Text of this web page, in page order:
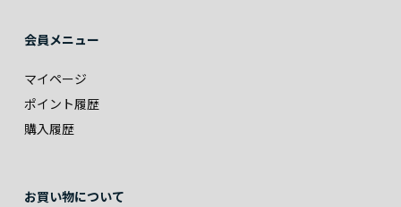
会員メニュー
マイページ
ポイント履歴
購入履歴
お買い物について